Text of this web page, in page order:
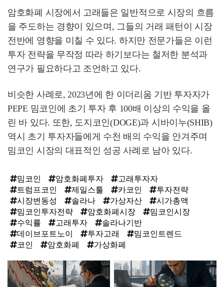
암호화폐 시장에서 고래들은 일반적으로 시장의 흐름
을 주도하는 경향이 있으며, 그들의 거래 패턴이 시장
전반에 영향을 미칠 수 있다. 하지만 전문가들은 이런
투자 전략을 무작정 따라 하기보다는 철저한 분석과
연구가 필요하다고 조언하고 있다.
비슷한 사례로, 2023년에 한 이더리움 기반 투자자가
PEPE 밈코인에 초기 투자 후 100배 이상의 수익을 올
린 바 있다. 또한, 도지코인(DOGE)과 시바이누(SHIB)
역시 초기 투자자들에게 수천 배의 수익을 안겨주며
밈코인 시장의 대표적인 성공 사례로 남아 있다.
밈코인 암호화폐투자
고래투자자
트럼프코인
제일스툴 카코인
투자전략
시장변동성
솔라나 가상자산
시가총액
밈코인투자전략
암호화폐시장
밈코인시장
수익률
고래투자
솔라나기반
데이브포트노이
투자고래
밈코인트렌드
코인
암호화폐 가상화폐
탑
라
인